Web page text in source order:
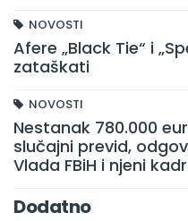
NOVOSTI
Afere „Black Tie“ i
zataškati
NOVOSTI
Nestanak 780.000
slučajni previd,
Vlada FBiH i njeni
Dodatno